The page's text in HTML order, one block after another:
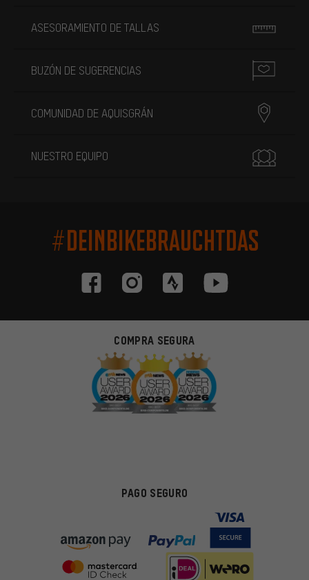
ASESORAMIENTO DE TALLAS
BUZÓN DE SUGERENCIAS
COMUNIDAD DE AQUISGRÁN
NUESTRO EQUIPO
#DEINBIKEBRAUCHTDAS
COMPRA SEGURA
PAGO SEGURO